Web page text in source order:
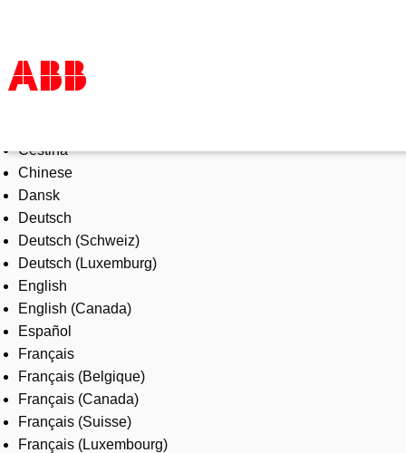
Products & Solutions
Industries
Services
About us
Where to buy
Contact us
Careers
Čeština
Chinese
Dansk
Deutsch
Deutsch (Schweiz)
Deutsch (Luxemburg)
English
English (Canada)
Español
Français
Français (Belgique)
Français (Canada)
Français (Suisse)
Français (Luxembourg)